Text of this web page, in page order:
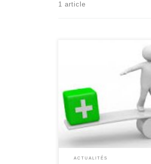
1 article
R2-> Les Herbiers 6-8 St
St Colomban D2 -> St
Corcoue 1-19 St Colomban
1 Presqu’ile Minimes D3 ->
Benjamins D1 -> Ste Pazanne
Phase : La Réginale 2
les […]
ACTUALITÉS